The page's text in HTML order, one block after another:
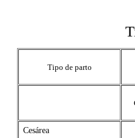
Tipo de parto
Cesárea